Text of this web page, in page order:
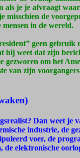
je je afvraagt
misschien de
in de wereld.
geen
hij weet dat zijn
om het
van zijn
Dan weet je
industrie, de
voer, de
de elektronische